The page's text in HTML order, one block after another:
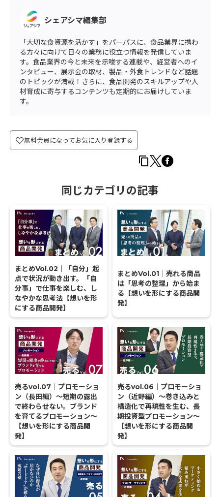
シェアシマ編集部
「大切な食資源を活かす」をパーパスに、食品業界に携わ
る方々に向けて日々の業務に役立つ情報を発信していま
す。食品業界の今と未来を示唆する連載や、経営者へのイ
ンタビュー、展示会の取材、製品・外食トレンドなど話題
のトピックが満載！さらに、食品開発のスキルアップや人
材育成に寄与するコンテンツも定期的にお届けしていま
す。
無料会員になってお気に入り登録する
同じカテゴリの記事
まとめVol.02｜「自分」起
点で状況が動き出す。「自
分事」で仕事を楽しむ、し
なやかな思考法【想いを形
にする商品開発】
まとめVol.01｜売れる商品
は「思考の整理」から始ま
る【想いを形にする商品開
発】
売るvol.07｜プロモーショ
ン（長田編）〜短期の露出
で終わらせない。ブランド
を育てるプロモーション〜
【想いを形にする商品開
発】
売るvol.06｜プロモーショ
ン（近野編）〜巻き込みと
構造化で再現性を生む、長
期投資型プロモーション〜
【想いを形にする商品開
発】